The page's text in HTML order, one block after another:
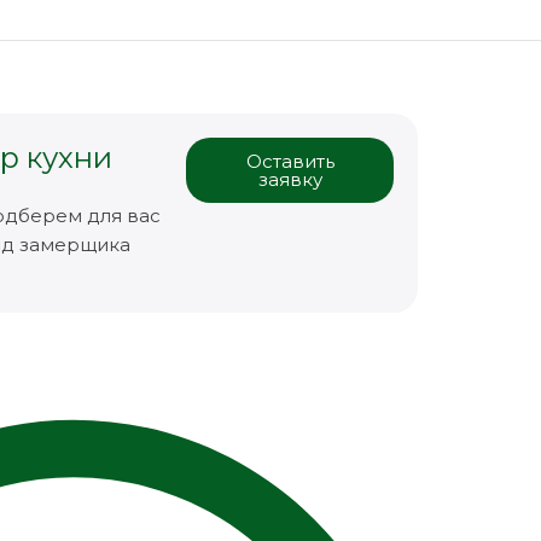
кухни
для вас
замерщика
Оставить
заявку